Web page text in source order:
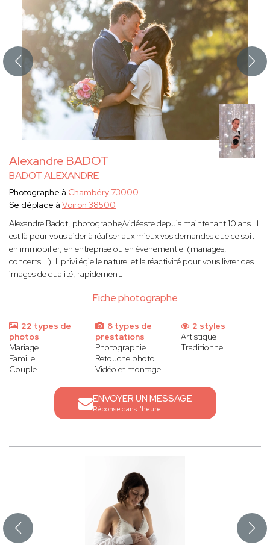
Alexandre BADOT
BADOT ALEXANDRE
Fiche photographe
Photographe à Chambéry 73000
Se déplace à Voiron 38500
Alexandre Badot, photographe/vidéaste depuis maintenant 10 ans. Il
est là pour vous aider à réaliser aux mieux vos demandes que ce soit
en immobilier, en entreprise ou en événementiel (mariages,
concerts...). Il privilégie le naturel et la réactivité pour vous livrer des
images de qualité, rapidement.
22 types de
photos
Mariage
Famille
Couple
8 types de
prestations
Photographie
Retouche photo
Vidéo et montage
2 styles
Artistique
Traditionnel
ENVOYER UN MESSAGE
Réponse dans l'heure